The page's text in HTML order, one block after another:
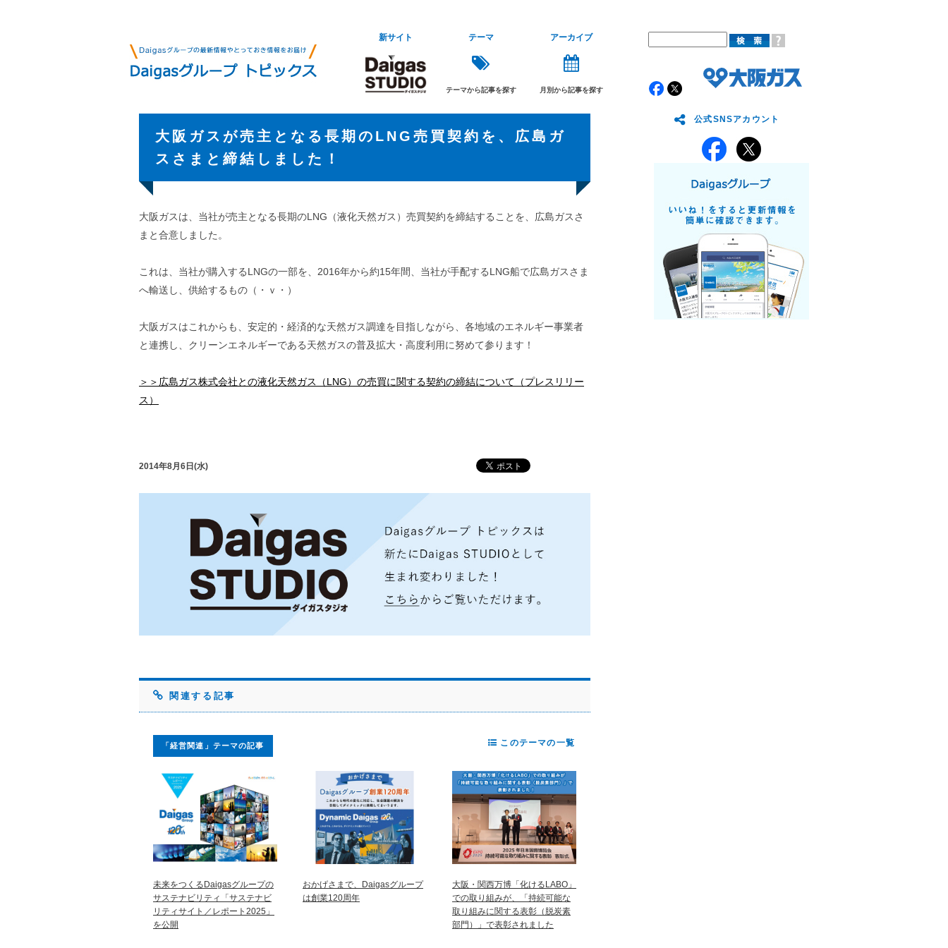
新サイト テーマ
テーマから記事を探す
アーカイブ
月別から記事を探す
大阪ガスが売主となる長期のLNG売買契約を、広島ガ
スさまと締結しました！
大阪ガスは、当社が売主となる長期のLNG（液化天然ガス）売買契約を締結することを、広島ガスさ
まと合意しました。
これは、当社が購入するLNGの一部を、2016年から約15年間、当社が手配するLNG船で広島ガスさま
へ輸送し、供給するもの（・ｖ・）
大阪ガスはこれからも、安定的・経済的な天然ガス調達を目指しながら、各地域のエネルギー事業者
と連携し、クリーンエネルギーである天然ガスの普及拡大・高度利用に努めて参ります！
＞＞広島ガス株式会社との液化天然ガス（LNG）の売買に関する契約の締結について（プレスリリー
ス）
2014年8月6日(水)
関連する記事
「経営関連」テーマの記事
未来をつくるDaigasグループの
サステナビリティ「サステナビ
リティサイト／レポート2025」
を公開
おかげさまで、Daigasグループ
は創業120周年
大阪・関西万博「化けるLABO」
での取り組みが、「持続可能な
取り組みに関する表彰（脱炭素
部門）」で表彰されました
このテーマの一覧
公式SNSアカウント